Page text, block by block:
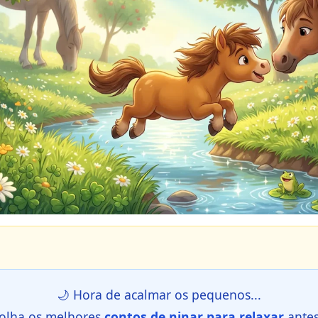
🌙 Hora de acalmar os pequenos...